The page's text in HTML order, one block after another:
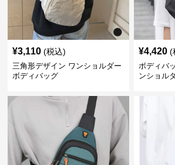
¥3,110 (税込)
三角形デザイン ワンショルダー
ボディバッグ
¥4,420 (
ボディバ
ンショル